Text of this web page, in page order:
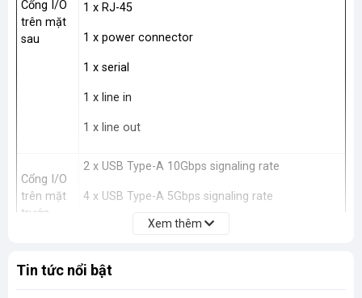
Cổng I/O
trên mặt
sau
1 x RJ-45
1 x power connector
1 x serial
1 x line in
1 x line out
Cổng I/O
trên mặt
trước
2 x USB Type-A 10Gbps signaling rate
4 x USB Type-A 5Gbps signaling rate
1 x headphone/microphone combo
Khe
1 full-height PCI; 2 M.2; 1 PCIe 3 x1; 1 PCIe 4 x16
Xem thêm
Tin tức nổi bật